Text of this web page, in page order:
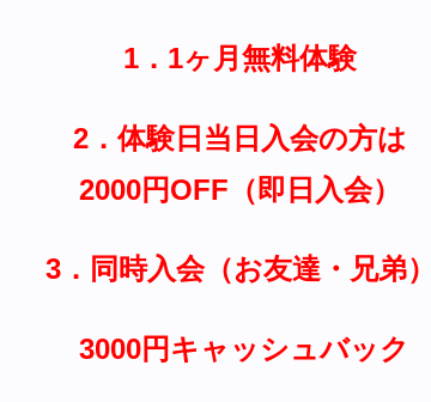
1．1ヶ月無料体験
2．体験日当日入会の方は
2000円OFF（即日入会）
3．同時入会（お友達・兄弟
3000円キャッシュバック